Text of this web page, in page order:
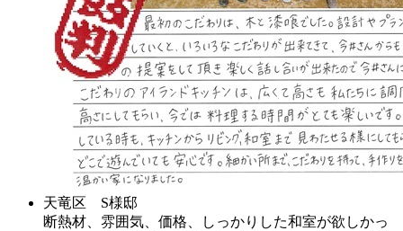
天竜区 S様邸
断熱材、雰囲気、価格、しっかりした和室が欲しかっ